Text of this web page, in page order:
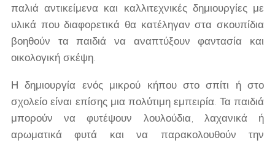
παλιά αντικείμενα και καλλιτεχνικές δημιουργίες με
υλικά που διαφορετικά θα κατέληγαν στα σκουπίδια
βοηθούν τα παιδιά να αναπτύξουν φαντασία και
οικολογική σκέψη.
Η δημιουργία ενός μικρού κήπου στο σπίτι ή στο
σχολείο είναι επίσης μια πολύτιμη εμπειρία. Τα παιδιά
μπορούν να φυτέψουν λουλούδια, λαχανικά ή
αρωματικά φυτά και να παρακολουθούν την